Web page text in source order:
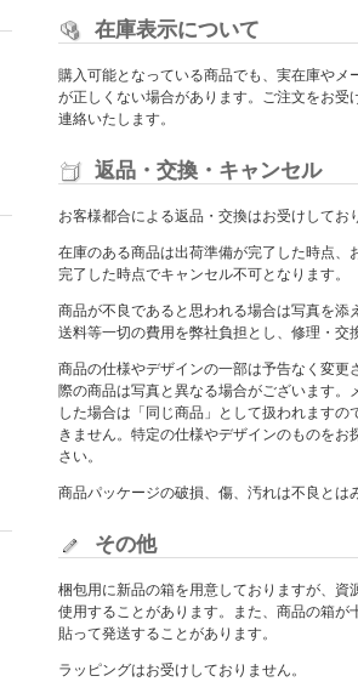
在庫表示について
購入可能となっている商品でも、実在庫やメ
が正しくない場合があります。ご注文をお受
連絡いたします。
返品・交換・キャンセル
お客様都合による返品・交換はお受けしてお
在庫のある商品は出荷準備が完了した時点、
完了した時点でキャンセル不可となります。
商品が不良であると思われる場合は写真を添
送料等一切の費用を弊社負担とし、修理・交
商品の仕様やデザインの一部は予告なく変更
際の商品は写真と異なる場合がございます。
した場合は「同じ商品」として扱われます
きません。特定の仕様やデザインのものを
さい。
商品パッケージの破損、傷、汚れは不良とは
その他
梱包用に新品の箱を用意しておりますが、資
使用することがあります。また、商品の箱が
貼って発送することがあります。
ラッピングはお受けしておりません。